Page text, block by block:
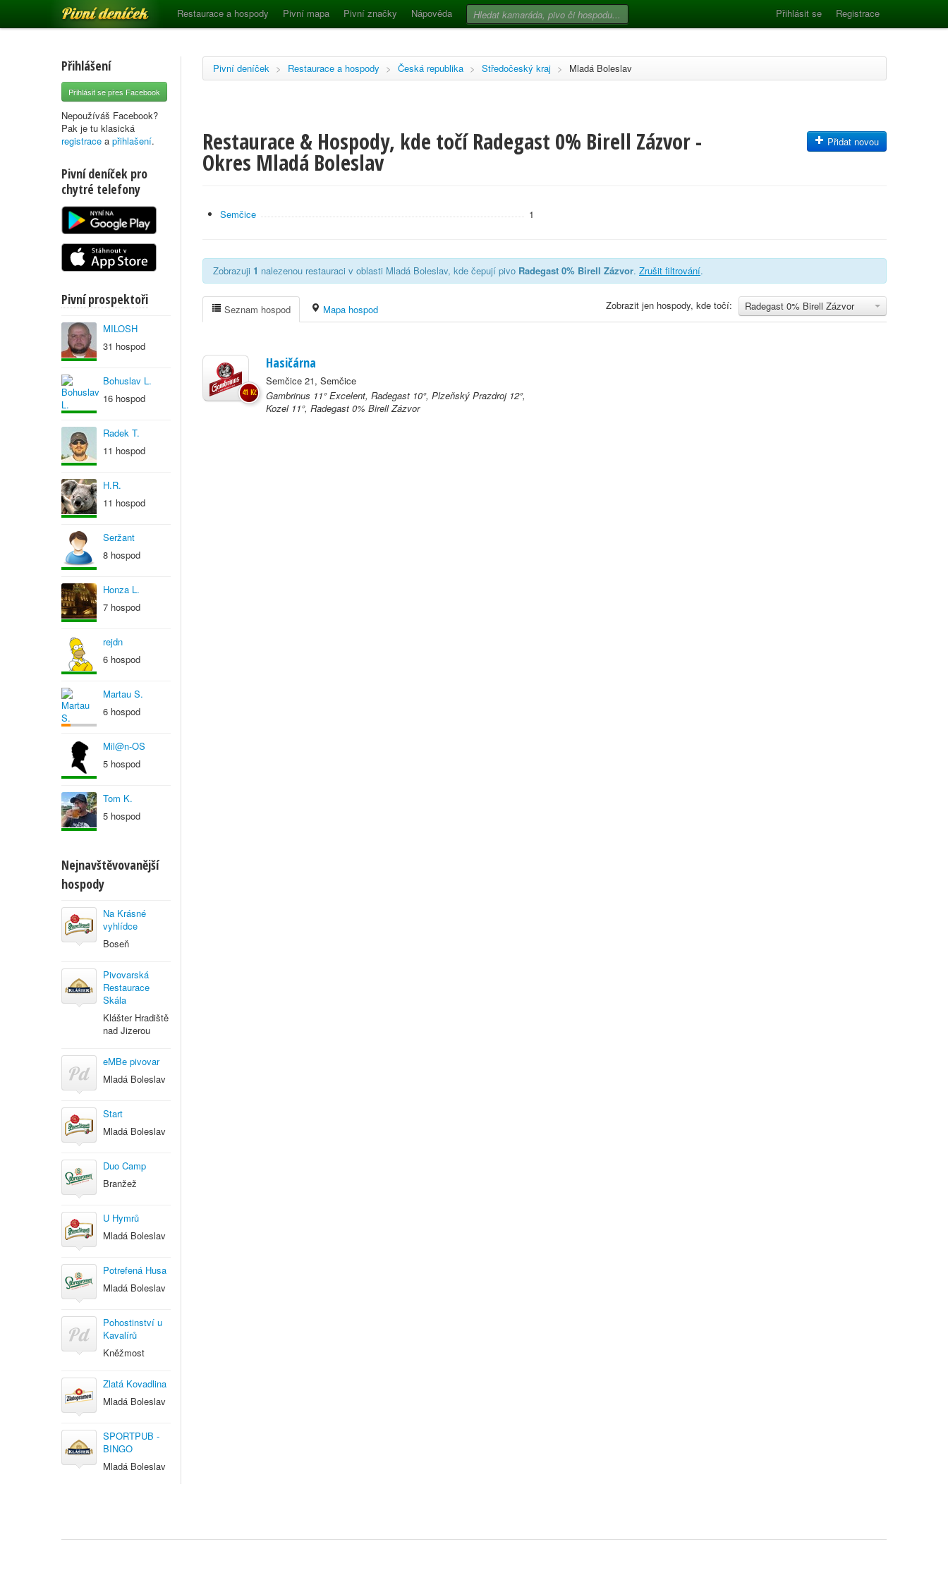
Pivní deníček Restaurace a hospody Pivní mapa Pivní značky Nápověda Přihlásit se Registrace
Přihlášení
Přihlásit se přes Facebook
Nepoužíváš Facebook?
Pak je tu klasická
registrace a přihlašení.
Pivní deníček pro
chytré telefony
Pivní prospektoři
MILOSH
31 hospod
Bohuslav L.
16 hospod
Radek T.
11 hospod
H.R.
11 hospod
Seržant
8 hospod
Honza L.
7 hospod
rejdn
6 hospod
Martau S.
6 hospod
Mil@n-OS
5 hospod
Tom K.
5 hospod
Nejnavštěvovanější
hospody
Na Krásné
vyhlídce
Boseň
Pivovarská
Restaurace
Skála
Klášter Hradiště
nad Jizerou
eMBe pivovar
Mladá Boleslav
Start
Mladá Boleslav
Duo Camp
Branžež
U Hymrů
Mladá Boleslav
Potrefená Husa
Mladá Boleslav
Pohostinství u
Kavalírů
Kněžmost
Zlatá Kovadlina
Mladá Boleslav
SPORTPUB -
BINGO
Mladá Boleslav
Pivní deníček > Restaurace a hospody > Česká republika > Středočeský kraj > Mladá Boleslav
Restaurace & Hospody, kde točí Radegast 0% Birell Zázvor -
Okres Mladá Boleslav
Přidat novou
Semčice 1
Zobrazuji 1 nalezenou restauraci v oblasti Mladá Boleslav, kde čepují pivo Radegast 0% Birell Zázvor. Zrušit filtrování.
Radegast 0% Birell Zázvor
Zobrazit jen hospody, kde točí:
Seznam hospod Mapa hospod
Hasičárna
Semčice 21, Semčice
Gambrinus 11° Excelent, Radegast 10°, Plzeňský Prazdroj 12°,
Kozel 11°, Radegast 0% Birell Zázvor
41 Kč